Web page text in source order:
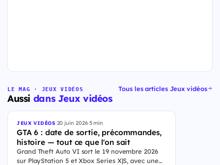
LE MAG · JEUX VIDÉOS
Aussi dans Jeux vidéos
Tous les articles Jeux vidéos
JEUX VIDÉOS·20 juin 2026·5 min
GTA 6 : date de sortie, précommandes,
histoire — tout ce que l'on sait
Grand Theft Auto VI sort le 19 novembre 2026
sur PlayStation 5 et Xbox Series X|S, avec une